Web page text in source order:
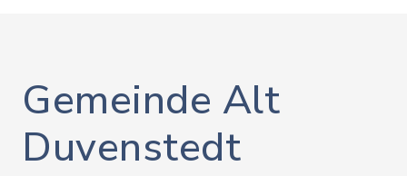
Gemeinde Alt
Duvenstedt